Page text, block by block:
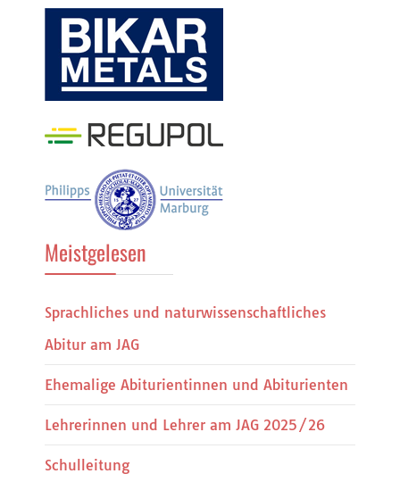
Meistgelesen
Sprachliches und naturwissenschaftliches
Abitur am JAG
Ehemalige Abiturientinnen und Abiturienten
Lehrerinnen und Lehrer am JAG 2025/26
Schulleitung